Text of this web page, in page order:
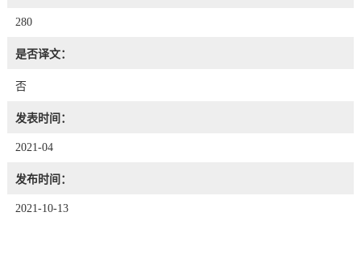
280
是否译文：
否
发表时间：
2021-04
发布时间：
2021-10-13